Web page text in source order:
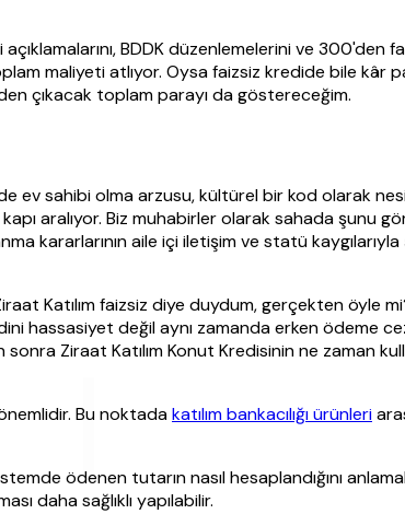
BDDK düzenlemelerini ve 300'den
maliyeti atlıyor. Oysa faizsiz kredide bile kâr
çıkacak toplam parayı da göstereceğim.
ev sahibi olma arzusu, kültürel bir kod olarak
aralıyor. Biz muhabirler olarak sahada şunu
kararlarının aile içi iletişim ve statü
Katılım faizsiz diye duydum, gerçekten öyle
hassasiyet değil aynı zamanda erken ödeme
Ziraat Katılım Konut Kredisinin ne zaman
önemlidir. Bu noktadakatılım bankacılığı ürünleri
ödenen tutarın nasıl hesaplandığını
daha sağlıklı yapılabilir.